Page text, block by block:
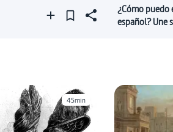
¿Cómo puedo
español? Une
45min